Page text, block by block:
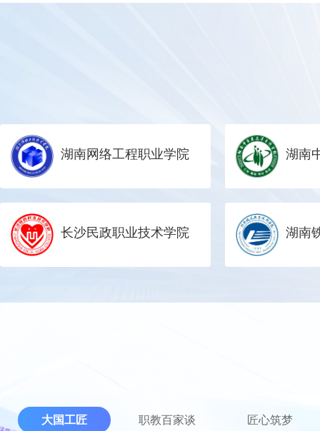
湖南网络工程职业学院
长沙民政职业技术学院 湖南
大国工匠 职教百家谈 匠心筑梦